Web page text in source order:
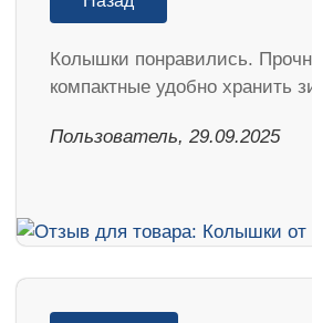
Колышки понравились.
компактные удобно хранить
Пользователь, 29.09.2025